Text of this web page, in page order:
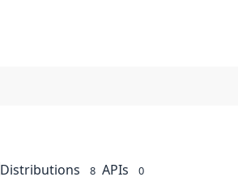
Distributions 8 APIs 0